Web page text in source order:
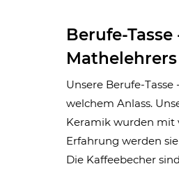
Berufe-
Mathelehrers
Unsere Berufe-
welchem Anlass.
Keramik wurden mit
Erfahrung werden
Die Kaffeebecher